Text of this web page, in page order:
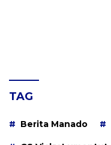
TAG
Berita Manado